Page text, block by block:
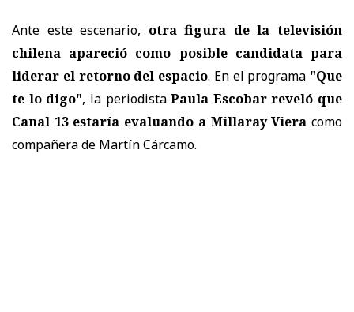
Ante este escenario, otra figura de la televisión
chilena apareció como posible candidata para
liderar el retorno del espacio. En el programa "Que
te lo digo", la periodistaPaula Escobar reveló que
Canal 13 estaría evaluando a Millaray Viera como
compañera de Martín Cárcamo.